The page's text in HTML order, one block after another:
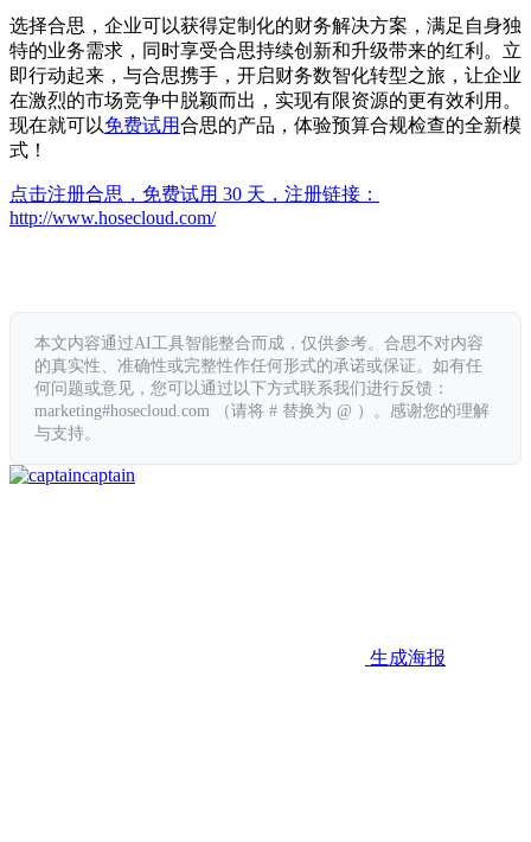
选择合思，企业可以获得定制化的财务解决方案，满足自身独
特的业务需求，同时享受合思持续创新和升级带来的红利。立
即行动起来，与合思携手，开启财务数智化转型之旅，让企业
在激烈的市场竞争中脱颖而出，实现有限资源的更有效利用。
现在就可以免费试用合思的产品，体验预算合规检查的全新模
式！
点击注册合思，免费试用 30 天，注册链接：
http://www.hosecloud.com/
本文内容通过AI工具智能整合而成，仅供参考。合思不对内容
的真实性、准确性或完整性作任何形式的承诺或保证。如有任
何问题或意见，您可以通过以下方式联系我们进行反馈：
marketing#hosecloud.com （请将 # 替换为 @ ）。感谢您的理解
与支持。
captain
生成海报